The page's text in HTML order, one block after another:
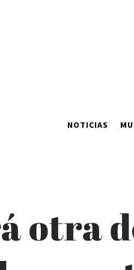
NOTICIAS
otra